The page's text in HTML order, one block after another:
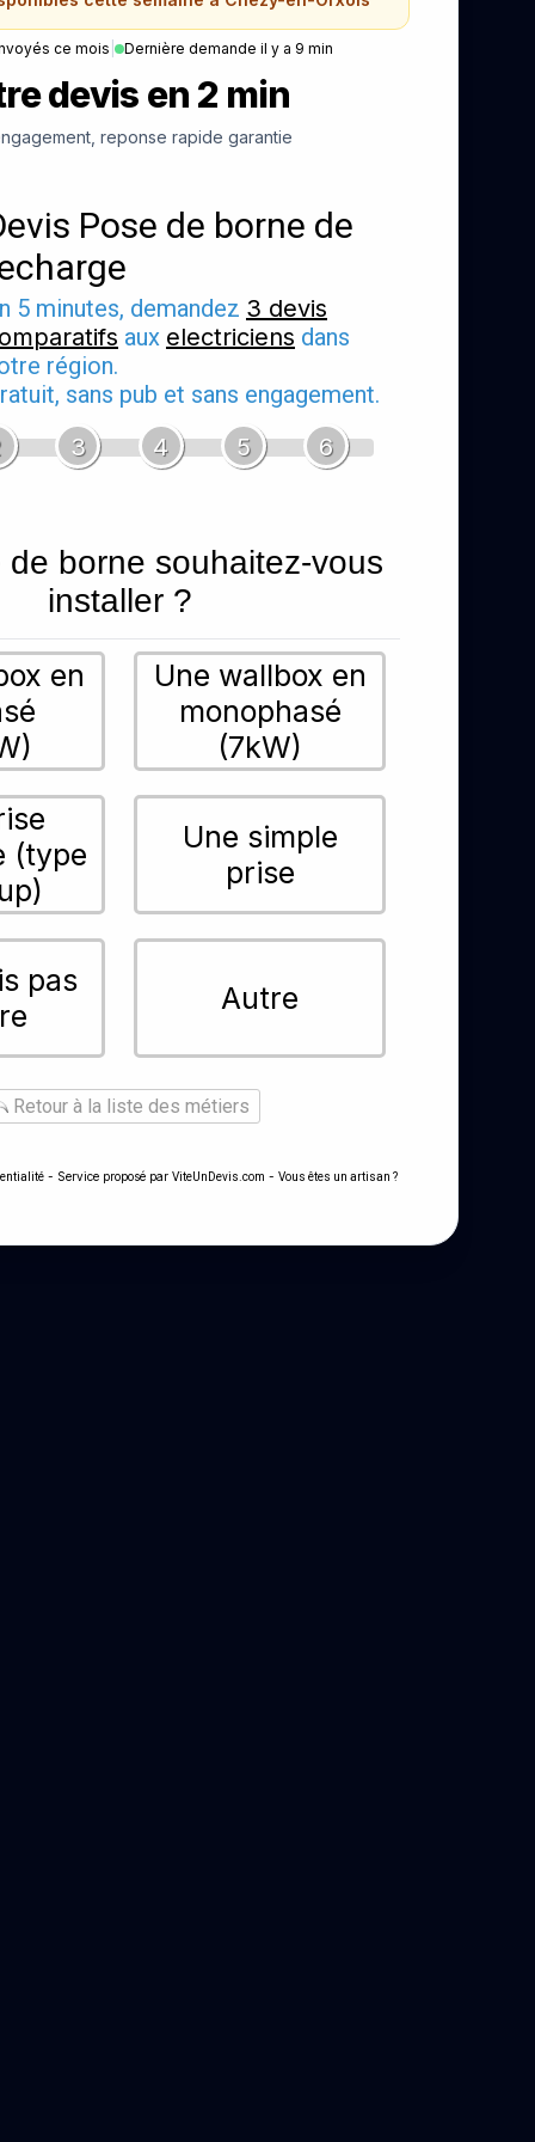
ce mois Dernière demande il y a 9 min
devis en 2 min
reponse rapide garantie
Pose de borne de
5 minutes, demandez 3 devis
aux electriciens dans
région.
sans pub et sans engagement.
3 4 5 6
de borne souhaitez-vous
installer ?
en
Une wallbox en
monophasé
(7kW)
(type
Une simple
prise
pas
Autre
Retour à la liste des métiers
- Service proposé par ViteUnDevis.com - Vous êtes un artisan ?